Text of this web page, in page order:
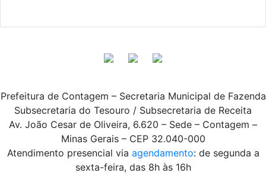
Prefeitura de Contagem – Secretaria Municipal de Fazenda
Subsecretaria do Tesouro / Subsecretaria de Receita
Av. João Cesar de Oliveira, 6.620 – Sede – Contagem –
Minas Gerais – CEP 32.040-000
Atendimento presencial via agendamento: de segunda a
sexta-feira, das 8h às 16h